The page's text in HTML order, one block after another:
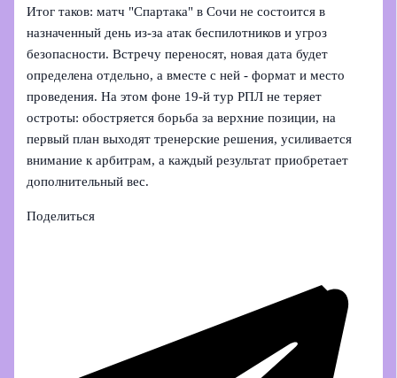
Итог таков: матч "Спартака" в Сочи не состоится в
назначенный день из-за атак беспилотников и угроз
безопасности. Встречу переносят, новая дата будет
определена отдельно, а вместе с ней - формат и место
проведения. На этом фоне 19-й тур РПЛ не теряет
остроты: обостряется борьба за верхние позиции, на
первый план выходят тренерские решения, усиливается
внимание к арбитрам, а каждый результат приобретает
дополнительный вес.
Поделиться